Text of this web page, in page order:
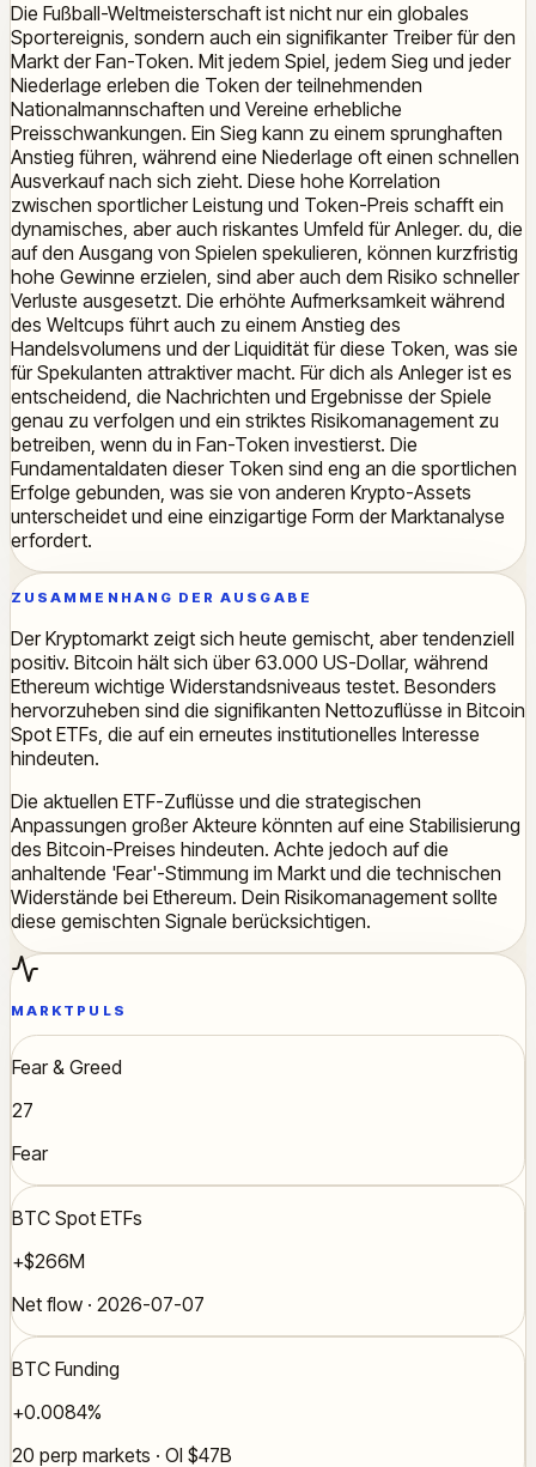
Die Fußball-Weltmeisterschaft ist nicht nur ein globales
Sportereignis, sondern auch ein signifikanter Treiber für den
Markt der Fan-Token. Mit jedem Spiel, jedem Sieg und jeder
Niederlage erleben die Token der teilnehmenden
Nationalmannschaften und Vereine erhebliche
Preisschwankungen. Ein Sieg kann zu einem sprunghaften
Anstieg führen, während eine Niederlage oft einen schnellen
Ausverkauf nach sich zieht. Diese hohe Korrelation
zwischen sportlicher Leistung und Token-Preis schafft ein
dynamisches, aber auch riskantes Umfeld für Anleger. du, die
auf den Ausgang von Spielen spekulieren, können kurzfristig
hohe Gewinne erzielen, sind aber auch dem Risiko schneller
Verluste ausgesetzt. Die erhöhte Aufmerksamkeit während
des Weltcups führt auch zu einem Anstieg des
Handelsvolumens und der Liquidität für diese Token, was sie
für Spekulanten attraktiver macht. Für dich als Anleger ist es
entscheidend, die Nachrichten und Ergebnisse der Spiele
genau zu verfolgen und ein striktes Risikomanagement zu
betreiben, wenn du in Fan-Token investierst. Die
Fundamentaldaten dieser Token sind eng an die sportlichen
Erfolge gebunden, was sie von anderen Krypto-Assets
unterscheidet und eine einzigartige Form der Marktanalyse
erfordert.
ZUSAMMENHANG DER AUSGABE
Der Kryptomarkt zeigt sich heute gemischt, aber tendenziell
positiv. Bitcoin hält sich über 63.000 US-Dollar, während
Ethereum wichtige Widerstandsniveaus testet. Besonders
hervorzuheben sind die signifikanten Nettozuflüsse in Bitcoin
Spot ETFs, die auf ein erneutes institutionelles Interesse
hindeuten.
Die aktuellen ETF-Zuflüsse und die strategischen
Anpassungen großer Akteure könnten auf eine Stabilisierung
des Bitcoin-Preises hindeuten. Achte jedoch auf die
anhaltende 'Fear'-Stimmung im Markt und die technischen
Widerstände bei Ethereum. Dein Risikomanagement sollte
diese gemischten Signale berücksichtigen.
MARKTPULS
Fear & Greed
27
Fear
BTC Spot ETFs
+$266M
Net flow · 2026-07-07
BTC Funding
+0.0084%
20 perp markets · OI $47B